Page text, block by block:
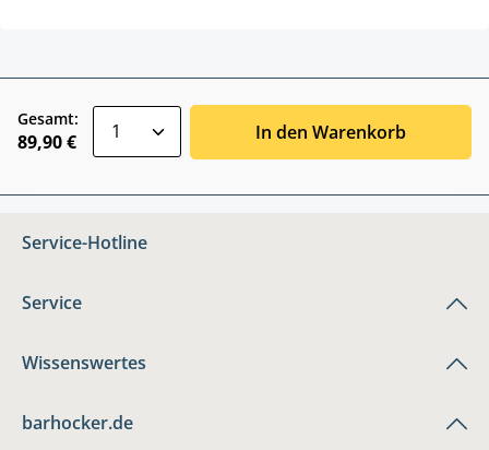
Gesamt:
89,90 € In den Warenkorb
Service-Hotline
Service
Wissenswertes
barhocker.de